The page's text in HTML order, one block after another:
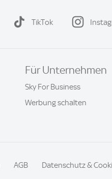
TikTok
Für Unternehmen
Sky For Business
Werbung schalten
AGB Datenschutz &